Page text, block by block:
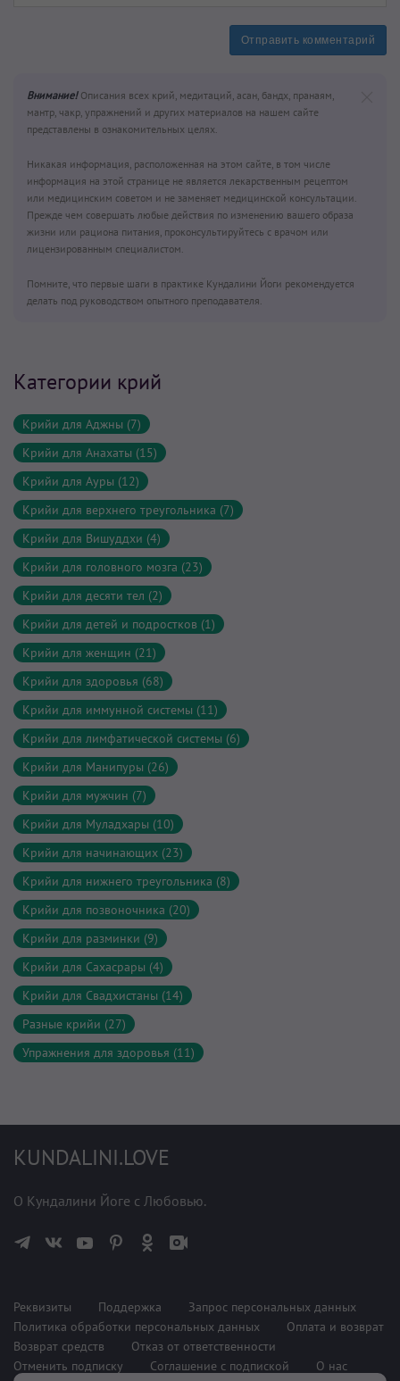
Отправить комментарий
Внимание!Описания всех крий, медитаций, асан, бандх, пранаям,
мантр, чакр, упражнений и других материалов на нашем сайте
представлены в ознакомительных целях.
Никакая информация, расположенная на этом сайте, в том числе
информация на этой странице не является лекарственным рецептом
или медицинским советом и не заменяет медицинской консультации.
Прежде чем совершать любые действия по изменению вашего образа
жизни или рациона питания, проконсультируйтесь с врачом или
лицензированным специалистом.
Помните, что первые шаги в практике Кундалини Йоги рекомендуется
делать под руководством опытного преподавателя.
Категории крий
Крийи для Аджны (7)
Крийи для Анахаты (15)
Крийи для Ауры (12)
Крийи для верхнего треугольника (7)
Крийи для Вишуддхи (4)
Крийи для головного мозга (23)
Крийи для десяти тел (2)
Крийи для детей и подростков (1)
Крийи для женщин (21)
Крийи для здоровья (68)
Крийи для иммунной системы (11)
Крийи для лимфатической системы (6)
Крийи для Манипуры (26)
Крийи для мужчин (7)
Крийи для Муладхары (10)
Крийи для начинающих (23)
Крийи для нижнего треугольника (8)
Крийи для позвоночника (20)
Крийи для разминки (9)
Крийи для Сахасрары (4)
Крийи для Свадхистаны (14)
Разные крийи (27)
Упражнения для здоровья (11)
KUNDALINI.LOVE
О Кундалини Йоге с Любовью.
Реквизиты Поддержка
Запрос персональных данных
Политика обработки персональных данных
Оплата и возврат
Возврат средств
Отказ от ответственности
Отменить подписку
Соглашение с подпиской О нас